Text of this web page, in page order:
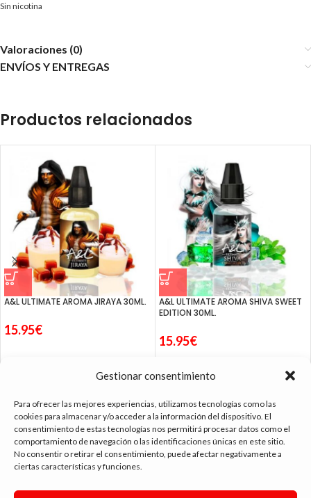
Gestionar consentimiento
Para ofrecer las mejores experiencias, utilizamos tecnologías como las
cookies para almacenar y/o acceder a la información del dispositivo. El
consentimiento de estas tecnologías nos permitirá procesar datos como el
comportamiento de navegación o las identificaciones únicas en este sitio.
No consentir o retirar el consentimiento, puede afectar negativamente a
ciertas características y funciones.
Sin nicotina
Valoraciones (0)
ENVÍOS Y ENTREGAS
Productos relacionados
A&L ULTIMATE AROMA JIRAYA 30ML.
15.95€
A&L ULTIMATE AROMA SHIVA SWEET
EDITION 30ML.
15.95€
tienda vapeo málaga